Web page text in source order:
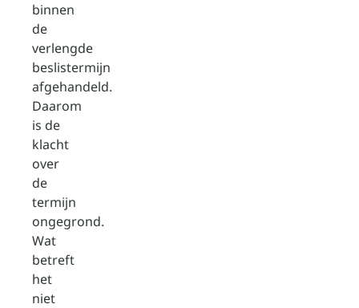
binnen
de
verlengde
beslistermijn
afgehandeld.
Daarom
is de
klacht
over
de
termijn
ongegrond.
Wat
betreft
het
niet